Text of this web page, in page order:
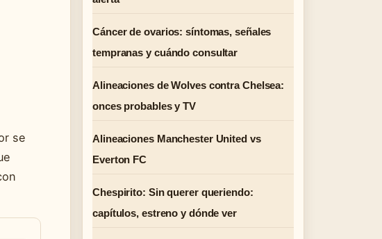
se
Cáncer de ovarios: síntomas, señales
tempranas y cuándo consultar
Alineaciones de Wolves contra Chelsea:
onces probables y TV
Alineaciones Manchester United vs
Everton FC
Chespirito: Sin querer queriendo:
capítulos, estreno y dónde ver